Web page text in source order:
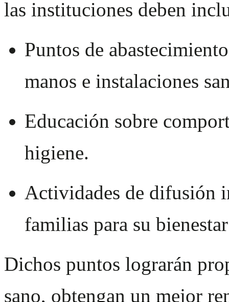
las instituciones deben
Puntos de
manos e instalaciones
Educación sobre
higiene.
Actividades de difusión
familias para su
Dichos puntos lograrán
sano, obtengan un mejor